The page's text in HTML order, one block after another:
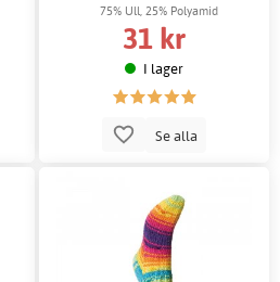
75% Ull, 25% Polyamid
31 kr
I lager
Se alla